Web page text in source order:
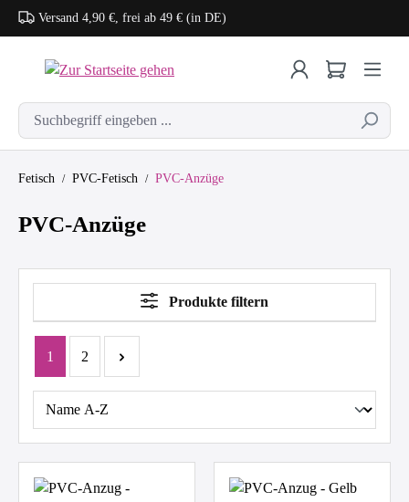
Zum Hauptinhalt springen
Versand 4,90 €, frei ab 49 € (in DE)
Fetisch PVC-Fetisch PVC-Anzüge
PVC-Anzüge
Produkte filtern
Seite
1 Seite
2